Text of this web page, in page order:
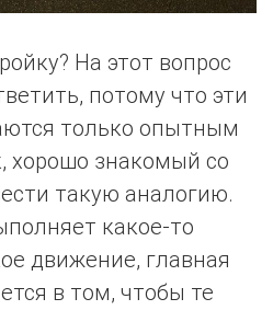
На этот вопрос
потому что эти
только опытным
хорошо знакомый со
такую аналогию.
какое-то
движение, главная
в том, чтобы те